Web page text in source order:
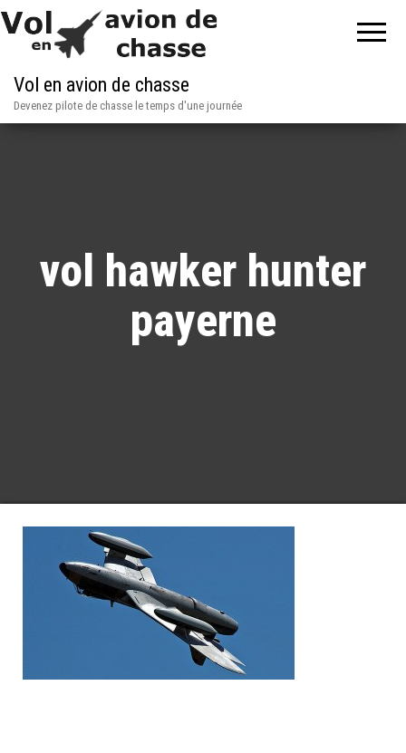
Vol en avion de chasse
Devenez pilote de chasse le temps d'une journée
vol hawker hunter
payerne